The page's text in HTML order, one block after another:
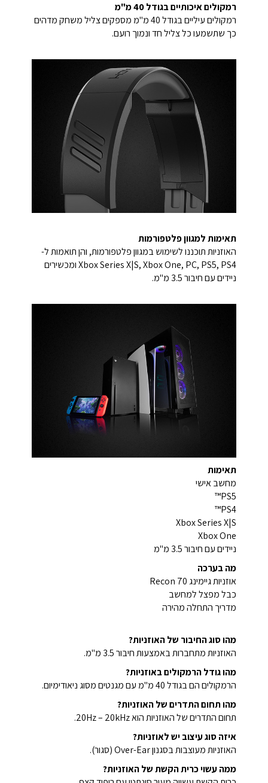
רמקולים איכותיים בגודל 40 מ"מ
רמקולים עיליים בגודל 40 מ"מ מספקים צליל משחק מדהים
כך שתשמעו כל צליל חד ונמוך רועם.
תאימות למגוון פלטפורמות
האוזניות תוכננו לשימוש במגוון פלטפורמות, והן תואמות ל-
Xbox Series X|S, Xbox One, PC, PS5, PS4 ומכשירים
ניידים עם חיבור 3.5 מ"מ.
תאימות
מחשב אישי
PS5™
PS4™
Xbox Series X|S
Xbox One
ניידים עם חיבור 3.5 מ"מ
מה בערכה
אוזניות גיימינג Recon 70
כבל מפצל למחשב
מדריך התחלה מהירה
מהו סוג החיבור של האוזניות?
האוזניות מתחברות באמצעות חיבור 3.5 מ"מ.
מהו גודל הרמקולים באוזניות?
הרמקולים הם בגודל 40 מ"מ עם מגנטים מסוג ניאודימיום.
מהו תחום התדרים של האוזניות?
תחום התדרים של האוזניות הוא 20Hz – 20kHz.
איזה סוג עיצוב יש לאוזניות?
האוזניות מעוצבות בסגנון Over-Ear (סגור).
ממה עשוי כרית הקשת של האוזניות?